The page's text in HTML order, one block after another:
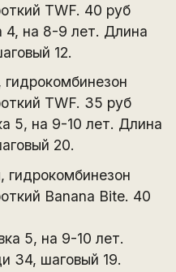
TWF. 40 руб
4, на 8-9 лет. Длина
12.
TWF. 35 руб
5, на 9-10 лет. Длина
20.
Banana Bite. 40
5, на 9-10 лет.
34, шаговый 19.